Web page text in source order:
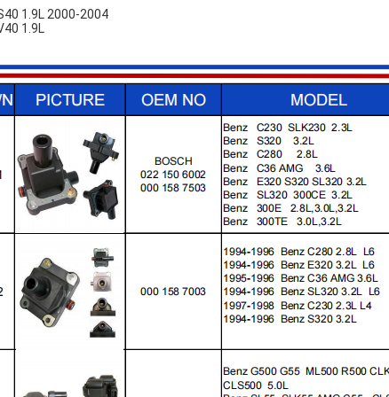
1.9L 2000-2004
1.9L